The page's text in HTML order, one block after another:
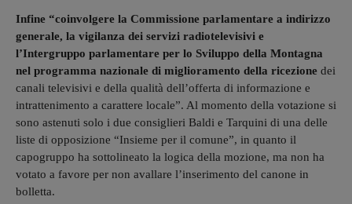
Infine “coinvolgere la Commissione parlamentare a indirizzo
generale, la vigilanza dei servizi radiotelevisivi e
l’Intergruppo parlamentare per lo Sviluppo della Montagna
nel programma nazionale di miglioramento della ricezione dei
canali televisivi e della qualità dell’offerta di informazione e
intrattenimento a carattere locale”. Al momento della votazione si
sono astenuti solo i due consiglieri Baldi e Tarquini di una delle
liste di opposizione “Insieme per il comune”, in quanto il
capogruppo ha sottolineato la logica della mozione, ma non ha
votato a favore per non avallare l’inserimento del canone in
bolletta.